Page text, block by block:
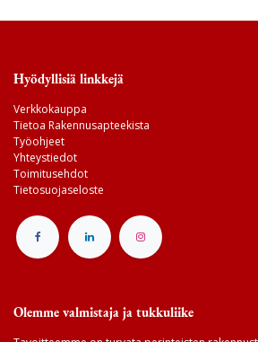
Hyödyllisiä linkkejä
Verkkokauppa
Tietoa Rakennusapteekista
Työohjeet
Yhteystiedot
Toimitusehdot
Tietosuojaseloste
Olemme valmistaja ja tukkuliike